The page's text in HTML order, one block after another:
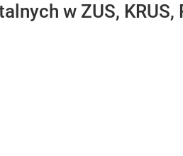
w ZUS, KRUS,